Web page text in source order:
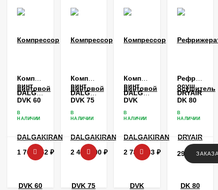
Компрессор
винтовой
DALGAKIRAN
DVK 60
В
НАЛИЧИИ
1 761 552 ₽
Компрессор
винтовой
DALGAKIRAN
DVK 75
В
НАЛИЧИИ
2 446 600 ₽
Компрессор
винтовой
DALGAKIRAN
DVK
В
НАЛИЧИИ
2 788 183 ₽
осушитель
DRYAIR
DK 80
В
НАЛИЧИИ
293 592 ₽